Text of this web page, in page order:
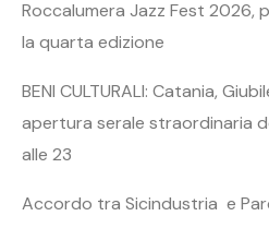
Roccalumera Jazz Fest 2026,
la quarta edizione
BENI CULTURALI: Catania,
apertura serale straordinaria
alle 23
Accordo tra Sicindustria e